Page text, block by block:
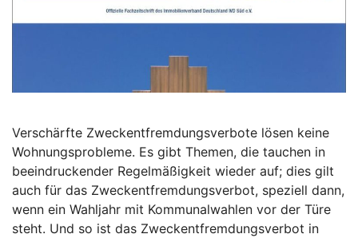
Verschärfte Zweckentfremdungsverbote lösen keine
Wohnungsprobleme. Es gibt Themen, die tauchen in
beeindruckender Regelmäßigkeit wieder auf; dies gilt
auch für das Zweckentfremdungsverbot, speziell dann,
wenn ein Wahljahr mit Kommunalwahlen vor der Türe
steht. Und so ist das Zweckentfremdungsverbot in